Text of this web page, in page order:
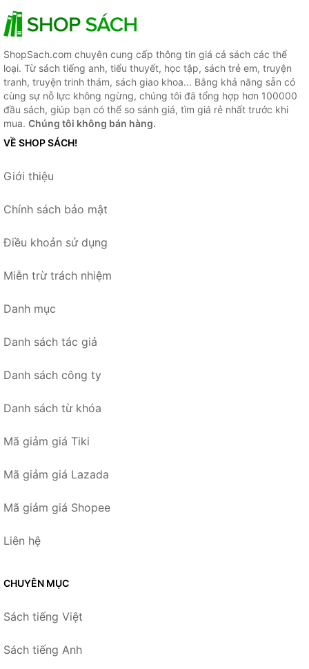
ShopSach.com chuyên cung cấp thông tin giá cả sách các thể
loại. Từ sách tiếng anh, tiểu thuyết, học tập, sách trẻ em, truyện
tranh, truyện trinh thám, sách giao khoa... Bằng khả năng sẵn có
cùng sự nỗ lực không ngừng, chúng tôi đã tổng hợp hơn 100000
đầu sách, giúp bạn có thể so sánh giá, tìm giá rẻ nhất trước khi
mua. Chúng tôi không bán hàng.
VỀ SHOP SÁCH!
Giới thiệu
Chính sách bảo mật
Điều khoản sử dụng
Miễn trừ trách nhiệm
Danh mục
Danh sách tác giả
Danh sách công ty
Danh sách từ khóa
Mã giảm giá Tiki
Mã giảm giá Lazada
Mã giảm giá Shopee
Liên hệ
CHUYÊN MỤC
Sách tiếng Việt
Sách tiếng Anh